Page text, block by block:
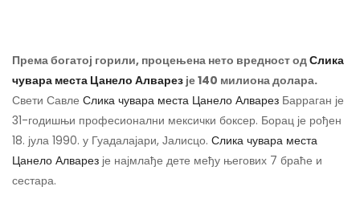
Према богатој горили, процењена нето вредност одСлика
чувара места Цанело Алварез је 140 милиона долара.
Свети Савле Слика чувара места Цанело Алварез Барраган је
31-годишњи професионални мексички боксер. Борац је рођен
18. јула 1990. у Гуадалајари, Јалисцо. Слика чувара места
Цанело Алварез је најмлађе дете међу његових 7 браће и
сестара.